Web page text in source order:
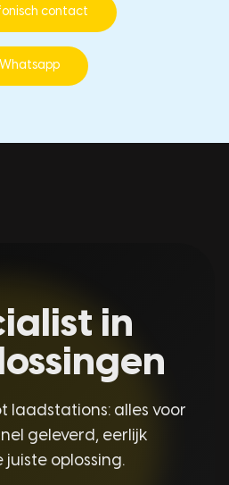
contact
Whatsapp
in
laadstations: alles voor
geleverd, eerlijk
oplossing.